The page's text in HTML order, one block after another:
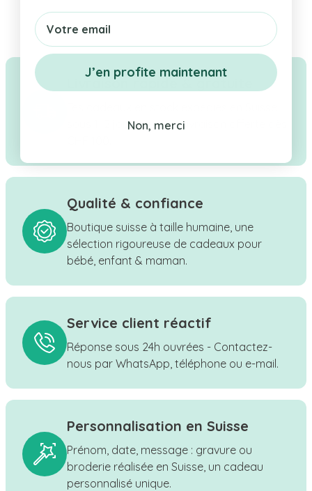
Livraison rapide & gratuite
sous 1–2 jours ouvrés. Livraison offerte dès
Qualité & confiance
Boutique suisse à taille humaine, une
sélection rigoureuse de cadeaux pour
bébé, enfant & maman.
Service client réactif
Réponse sous 24h ouvrées - Contactez-
nous par WhatsApp, téléphone ou e-mail.
Personnalisation en Suisse
Prénom, date, message : gravure ou
broderie réalisée en Suisse, un cadeau
personnalisé unique.
Email
J’en profite maintenant
Non, merci